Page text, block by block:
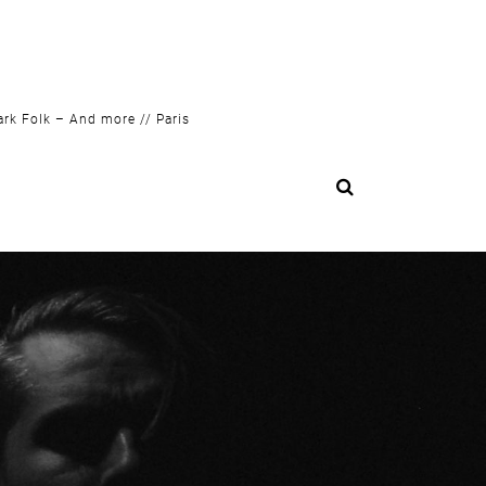
Folk – And more // Paris